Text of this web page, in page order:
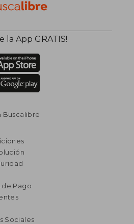
$ 38.14 45%
dcto.
la App GRATIS!
Buscalibre
de Pago
Sociales